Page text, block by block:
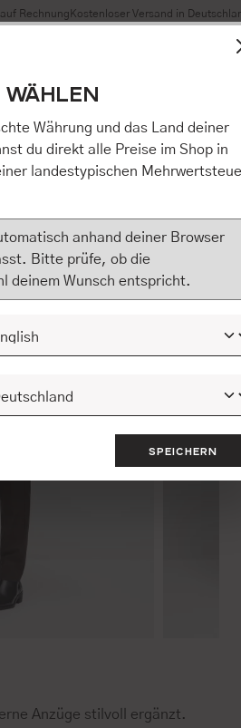
Rechnung Kostenloser Versand in
Anzüge stilvoll ergänzt.
Erfahrung bieten zu können.
erteilen Sie Ihre Einwilligung
die shopware AG (Ebbinghoff 10,
zuordnen kann, sie aber zu
verarbeiten darf. Mit Klick auf
in die Weitergabe über Ihr
48624 Schöppingen,
Zwecken (z.B.
ALLE COOKIES
WÄHLEN
Währung und das Land deiner
du direkt alle Preise im Shop in
landestypischen
anhand deiner Browser
Bitte prüfe, ob die
deinem Wunsch entspricht.
SPEICHERN